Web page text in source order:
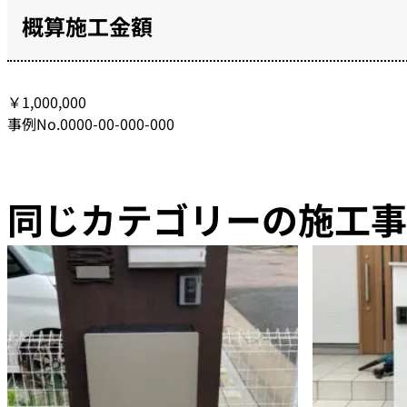
概算施工金額
￥1,000,000
事例No.0000-00-000-000
同じカテゴリーの施工